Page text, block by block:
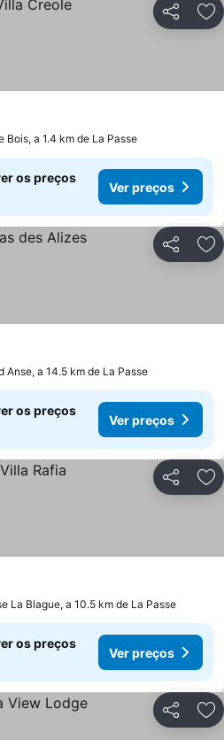
Partilhar
Bois, a 1.4 km de La Passe
os preços
Ver preços
Partilhar
Anse, a 14.5 km de La Passe
os preços
Ver preços
Partilhar
La Blague, a 10.5 km de La Passe
os preços
Ver preços
Partilhar